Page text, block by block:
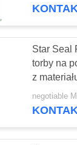
Star Seal
torby na
z
bez
negotiable